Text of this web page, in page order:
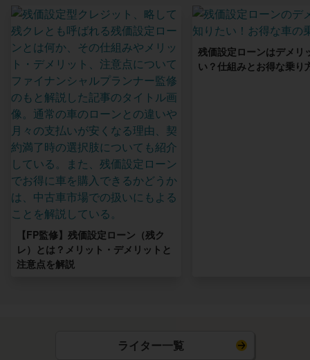
【FP監修】残価設定ローン（残ク
レ）とは？メリット・デメリットと
注意点を解説
残価設定ローンはデメリ
い？仕組みとお得な乗り
ライター一覧